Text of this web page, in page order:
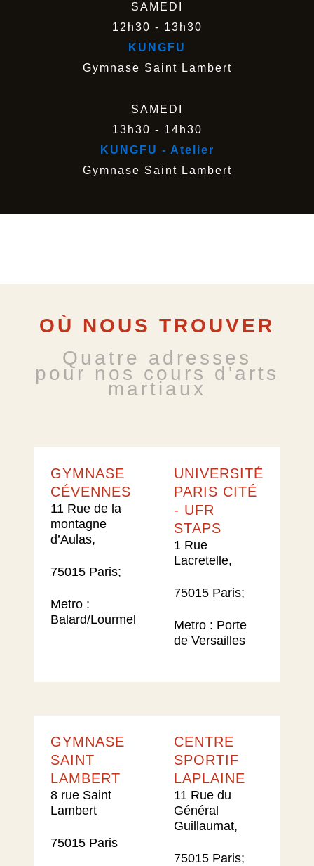
SAMEDI
12h30 - 13h30
KUNGFU
Gymnase Saint Lambert
SAMEDI
13h30 - 14h30
KUNGFU - Atelier
Gymnase Saint Lambert
OÙ NOUS TROUVER
Quatre adresses
pour nos cours d'arts
martiaux
GYMNASE
CÉVENNES
11 Rue de la
montagne
d’Aulas,
75015 Paris;
Metro :
Balard/Lourmel​
UNIVERSITÉ
PARIS CITÉ
- UFR
STAPS​
1 Rue
Lacretelle,
75015 Paris;
Metro : Porte
de Versailles​
GYMNASE
SAINT
LAMBERT​
8 rue Saint
Lambert
75015 Paris
CENTRE
SPORTIF
LAPLAINE​
11 Rue du
Général
Guillaumat,
75015 Paris;